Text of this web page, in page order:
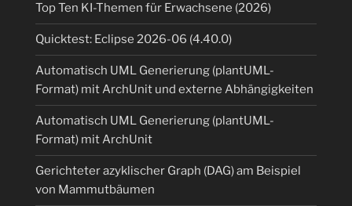
Top Ten KI-Themen für Erwachsene (2026)
Quicktest: Eclipse 2026-06 (4.40.0)
Automatisch UML Generierung (plantUML-
Format) mit ArchUnit und externe Abhängigkeiten
Automatisch UML Generierung (plantUML-
Format) mit ArchUnit
Gerichteter azyklischer Graph (DAG) am Beispiel
von Mammutbäumen